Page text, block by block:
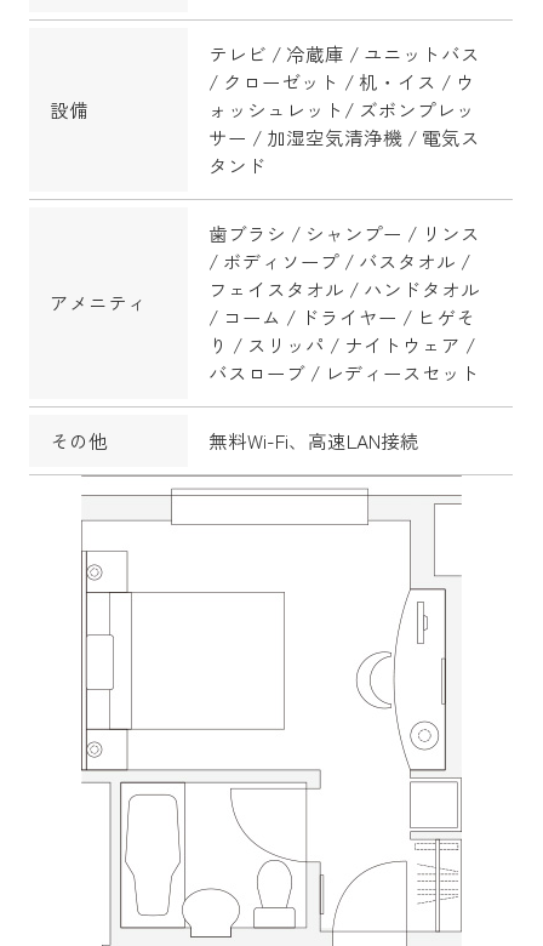
設備
テレビ / 冷蔵庫 / ユニットバス
/ クローゼット / 机・イス / ウ
ォッシュレット/ ズボンプレッ
サー / 加湿空気清浄機 / 電気ス
タンド
アメニティ
歯ブラシ / シャンプー / リンス
/ ボディソープ / バスタオル /
フェイスタオル / ハンドタオル
/ コーム / ドライヤー / ヒゲそ
り / スリッパ / ナイトウェア /
バスローブ / レディースセット
その他 無料Wi-Fi、高速LAN接続